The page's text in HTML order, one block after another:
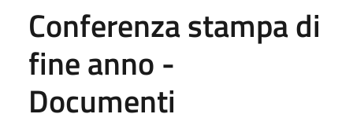
Conferenza stampa di
fine anno -
Documenti